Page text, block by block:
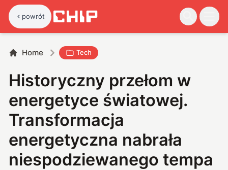
powrót
Home Tech
Historyczny przełom w
energetyce światowej.
Transformacja
energetyczna nabrała
niespodziewanego tempa